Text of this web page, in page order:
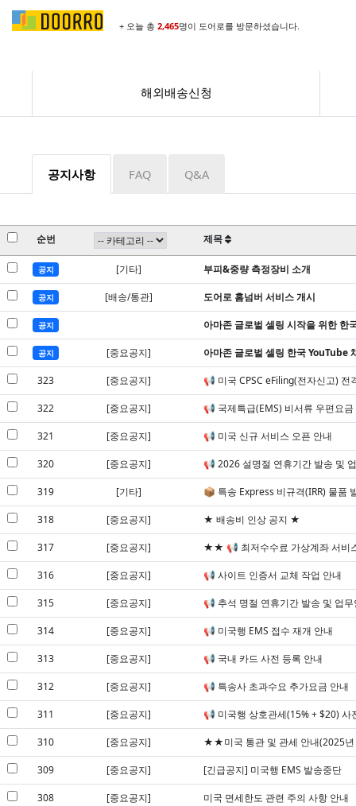
+ 오늘 총 2,465명이 도어로를 방문하셨습니다.
해외배송신청
공지사항 FAQ Q&A
순번 제목
공지 [기타] 부피&중량 측정장비 소개
공지 [배송/통관] 도어로 홈넘버 서비스 개시
공지 아마존 글로벌 셀링 시작을 위한 한
공지 [중요공지] 아마존 글로벌 셀링 한국 YouTube
323 [중요공지] 📢 미국 CPSC eFiling(전자신고) 전
322 [중요공지] 📢 국제특급(EMS) 비서류 우편요금
321 [중요공지] 📢 미국 신규 서비스 오픈 안내
320 [중요공지] 📢 2026 설명절 연휴기간 발송 및
319 [기타] 📦 특송 Express 비규격(IRR) 물품
318 [중요공지] ★ 배송비 인상 공지 ★
317 [중요공지] ★★ 📢 최저수수료 가상계좌 서비
316 [중요공지] 📢 사이트 인증서 교체 작업 안내
315 [중요공지] 📢 추석 명절 연휴기간 발송 및 업무
314 [중요공지] 📢 미국행 EMS 접수 재개 안내
313 [중요공지] 📢 국내 카드 사전 등록 안내
312 [중요공지] 📢 특송사 초과수요 추가요금 안내
311 [중요공지] 📢 미국행 상호관세(15% + $20) 사
310 [중요공지] ★★미국 통관 및 관세 안내(2025년
309 [중요공지] [긴급공지] 미국행 EMS 발송중단
308 [중요공지] 미국 면세한도 관련 주의 사항 안내